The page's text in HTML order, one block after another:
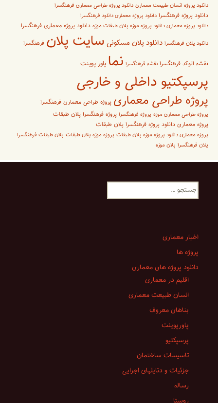
دانلود پروژه انسان طبیعت معماری دانلود پروژه طراحی معماری فرهنگسرا
دانلود پروژه فرهنگسرا دانلود پروژه معماری دانلود فرهنگسرا
دانلود پروژه معماری دانلود پروژه موزه پلان طبقات موزه دانلود پروژه معماری فرهنگسرا
دانلود پلان فرهنگسرا دانلود پلان مسکونی سایت پلان فرهنگسرا
نقشه اتوکد فرهنگسرا نقشه فرهنگسرا نما پاور پوینت
پرسپکتیو داخلی و خارجی
پروژه طراحی معماری پروژه طراحی معماری فرهنگسرا
پروژه طراحی معماری موزه پروژه فرهنگسرا پروژه فرهنگسرا پلان طبقات
پروژه معماری دانلود پروژه فرهنگسرا پلان طبقات
پروژه معماری دانلود پروژه موزه پلان طبقات پروژه موزه پلان طبقات پلان طبقات فرهنگسرا
پلان فرهنگسرا پلان موزه
جستجو
برای:
اخبار معماری
پروژه ها
دانلود پروژه های معماری
اقلیم در معماری
انسان طبیعت معماری
بناهای معروف
پاورپوینت
پرسپکتیو
تاسیسات ساختمان
جزئیات و دتایلهای اجرایی
رساله